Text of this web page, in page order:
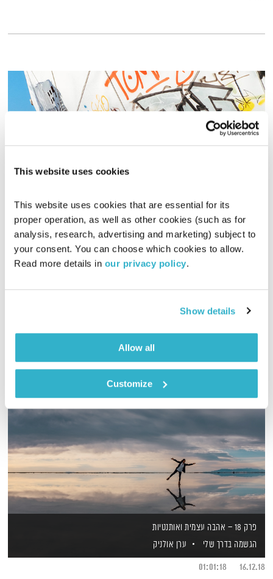
This website uses cookies
This website uses cookies that are essential for its
proper operation, as well as other cookies (such as for
analysis, research, advertising and marketing) subject to
your consent. You can choose which cookies to allow.
Read more details in our privacy policy.
Show details
Allow all
Customize
אירי ריקין
21.03.18
00:58:38
אסוציאטיבית וחופשית.
אודיו
פרק 18 – אהבה עצמית ואותנטיות
הגשמה בדרך שלי
ערן אולניק
16.12.18
01:01:18